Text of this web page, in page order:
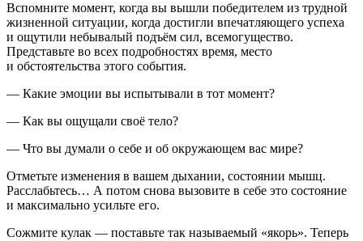
Вспомните момент, когда вы вышли победителем из трудной
жизненной ситуации, когда достигли впечатляющего успеха
и ощутили небывалый подъём сил, всемогущество.
Представьте во всех подробностях время, место
и обстоятельства этого события.
— Какие эмоции вы испытывали в тот момент?
— Как вы ощущали своё тело?
— Что вы думали о себе и об окружающем вас мире?
Отметьте изменения в вашем дыхании, состоянии мышц.
Расслабьтесь… А потом снова вызовите в себе это состояние
и максимально усильте его.
Сожмите кулак — поставьте так называемый «якорь». Теперь